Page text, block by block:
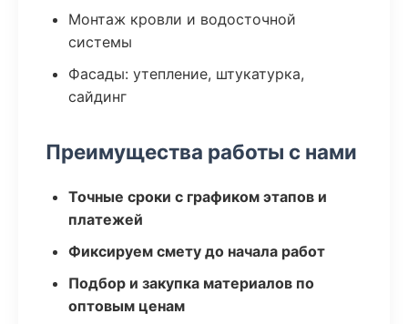
Монтаж кровли и водосточной
системы
Фасады: утепление, штукатурка,
сайдинг
Преимущества работы с нами
Точные сроки с графиком этапов и
платежей
Фиксируем смету до начала работ
Подбор и закупка материалов по
оптовым ценам